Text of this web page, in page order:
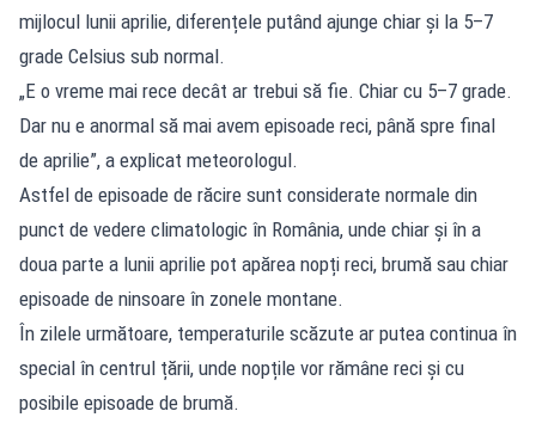
mijlocul lunii aprilie, diferențele putând ajunge chiar și la 5–7
grade Celsius sub normal.
„E o vreme mai rece decât ar trebui să fie. Chiar cu 5–7 grade.
Dar nu e anormal să mai avem episoade reci, până spre final
de aprilie”, a explicat meteorologul.
Astfel de episoade de răcire sunt considerate normale din
punct de vedere climatologic în România, unde chiar și în a
doua parte a lunii aprilie pot apărea nopți reci, brumă sau chiar
episoade de ninsoare în zonele montane.
În zilele următoare, temperaturile scăzute ar putea continua în
special în centrul țării, unde nopțile vor rămâne reci și cu
posibile episoade de brumă.